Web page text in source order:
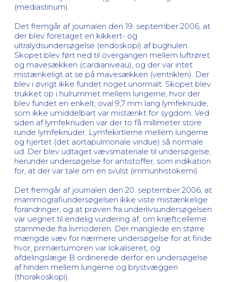
(mediastinum).
Det fremgår af journalen den 19. september 2006, at
der blev foretaget en kikkert- og
ultralydsundersøgelse (endoskopi) af bughulen.
Skopet blev ført ned til overgangen mellem luftrøret
og mavesækken (cardianiveau), og der var intet
mistænkeligt at se på mavesækken (ventriklen). Der
blev i øvrigt ikke fundet noget unormalt. Skopet blev
trukket op i hulrummet mellem lungerne, hvor der
blev fundet en enkelt, oval 9,7 mm lang lymfeknude,
som ikke umiddelbart var mistænkt for sygdom. Ved
siden af lymfeknuden var der to få millimeter store
runde lymfeknuder. Lymfekirtlerne mellem lungerne
og hjertet (det aortapulmonale vindue) så normale
ud. Der blev udtaget vævsmateriale til undersøgelse,
herunder undersøgelse for antistoffer, som indikation
for, at der var tale om en svulst (immunhistokemi).
Det fremgår af journalen den 20. september 2006, at
mammografiundersøgelsen ikke viste mistænkelige
forandringer, og at prøven fra underlivsundersøgelsen
var uegnet til endelig vurdering af, om kræftcellerne
stammede fra livmoderen. Der manglede en større
mængde væv for nærmere undersøgelse for at finde
hvor, primærtumoren var lokaliseret, og
afdelingslæge B ordinerede derfor en undersøgelse
af hinden mellem lungerne og brystvæggen
(thorakoskopi).